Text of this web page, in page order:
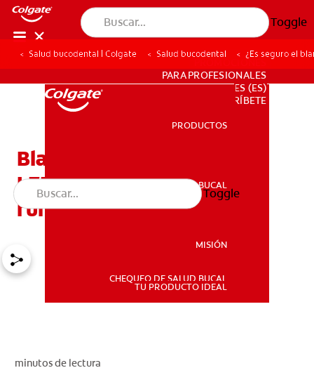
Toggle
SALUD BUCAL
PROMOCIONES
PARA PROFESIONALES
ES (ES)
SUSCRÍBETE
PRODUCTOS
SALUD BUCAL
MISIÓN
CHEQUEO DE SALUD BUCAL
TU PRODUCTO IDEAL
Toggle
Salud bucodental | Colgate Salud bucodental ¿Es seguro el
Blanqueamiento dental
LED: ¿qué es y cómo
funciona?
minutos de lectura